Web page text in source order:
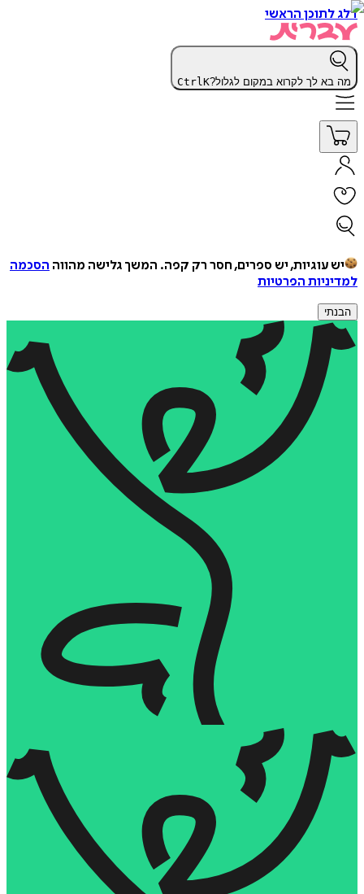
דלג לתוכן הראשי
מה בא לך לקרוא במקום לגלול? CtrlK
יש עוגיות, יש ספרים, חסר רק קפה. המשך גלישה מהווה הסכמה
למדיניות הפרטיות
הבנתי